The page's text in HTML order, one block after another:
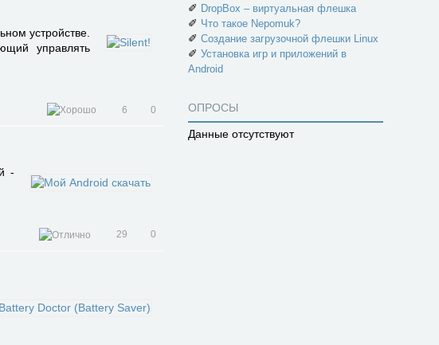
устройстве.
управлять
6 0
-
29 0
✐ DropBox – виртуальная флешка
✐ Что такое Nepomuk?
✐ Создание загрузочной флешки Linux
✐ Установка игр и приложений в
Android
ОПРОСЫ
Данные отсутствуют